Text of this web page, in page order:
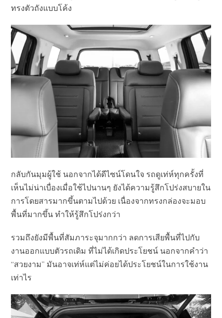
ทรงตัวถังแบบโค้ง
กลับกันมุมผู้ใช้ นอกจากได้ดีไซน์โดนใจ รถดูเท่ห์ทุกครั้งที่
เห็นไม่น่าเบื่องเมื่อใช้ไปนานๆ ยังได้ความรู้สึกโปร่งสบายใน
การโดยสารมากขึ้นตามไปด้วย เนื่องจากทรงกล่องจะมอบ
พื้นที่มากขึ้น ทำให้รู้สึกโปร่งกว่า
รวมถึงยังมีพื้นที่สัมภาระจุมากกว่า ลดการเสียพื้นที่ไปกับ
งานออกแบบตัวรถเดิม ที่ไม่ได้เกิดประโยชน์ นอกจากคำว่า
“สวยงาม” มันอาจเท่ห์แต่ไม่ค่อยได้ประโยชน์ในการใช้งาน
เท่าไร